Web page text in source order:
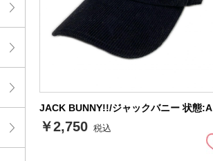
JACK BUNNY!!/ジャックバニー 状態:A
￥2,750 税込